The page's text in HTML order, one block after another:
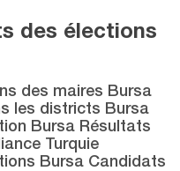
des élections
des maires Bursa
les districts Bursa
Bursa Résultats
Turquie
Bursa Candidats